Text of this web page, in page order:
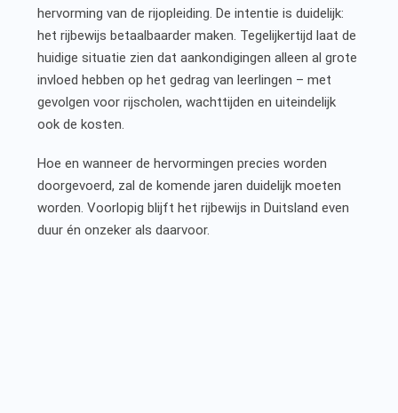
hervorming van de rijopleiding. De intentie is duidelijk:
het rijbewijs betaalbaarder maken. Tegelijkertijd laat de
huidige situatie zien dat aankondigingen alleen al grote
invloed hebben op het gedrag van leerlingen – met
gevolgen voor rijscholen, wachttijden en uiteindelijk
ook de kosten.
Hoe en wanneer de hervormingen precies worden
doorgevoerd, zal de komende jaren duidelijk moeten
worden. Voorlopig blijft het rijbewijs in Duitsland even
duur én onzeker als daarvoor.